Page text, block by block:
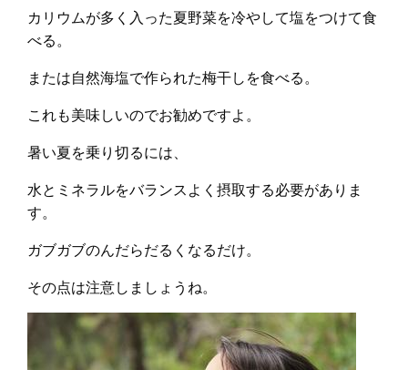
カリウムが多く入った夏野菜を冷やして塩をつけて食
べる。
または自然海塩で作られた梅干しを食べる。
これも美味しいのでお勧めですよ。
暑い夏を乗り切るには、
水とミネラルをバランスよく摂取する必要がありま
す。
ガブガブのんだらだるくなるだけ。
その点は注意しましょうね。